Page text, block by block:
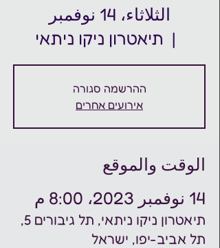
الثلاثاء، 14 نوفمبر
  |
תיאטרון ניקו ניתאי
ההרשמה סגורה
אירועים אחרים
الوقت والموقع
14 نوفمبر 2023، 8:00 م
תיאטרון ניקו ניתאי, תל גיבורים 5,
תל אביב-יפו, ישראל